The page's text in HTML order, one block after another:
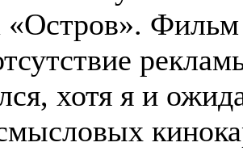
«Остров».
хотя я и